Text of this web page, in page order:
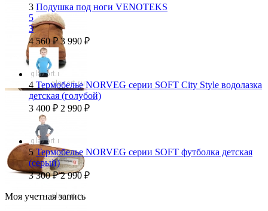
3 Подушка под ноги VENOTEKS
5
3
4 560 ₽ 3 990 ₽
4 Термобелье NORVEG серии SOFT City Style водолазка
детская (голубой)
3 400 ₽ 2 990 ₽
5 Термобелье NORVEG серии SOFT футболка детская
(серый)
3 300 ₽ 2 990 ₽
Моя учетная запись